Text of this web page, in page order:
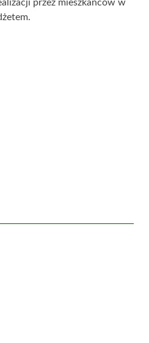
przez mieszkańców w